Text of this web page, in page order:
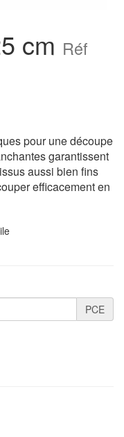
cm Réf
pour une découpe
garantissent
aussi bien fins
efficacement en
PCE